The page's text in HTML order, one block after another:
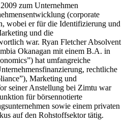
zum Unternehmen
(corporate
wobei er für die Identifizierung und
und die
war. Ryan Fletcher Absolvent
Okanagan mit einem B.A. in
hat umfangreiche
rechtliche
Marketing und
seiner Anstellung bei Zimtu war
für börsennotierte
sowie einem privaten
auf den Rohstoffsektor tätig.